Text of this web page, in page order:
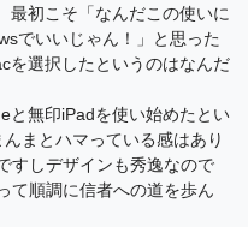
最初こそ「なんだこの使いに
でいいじゃん！」と思った
を選択したというのはなんだ
と無印iPadを使い始めたとい
まとハマっている感はあり
すしデザインも秀逸なので
て順調に信者への道を歩ん